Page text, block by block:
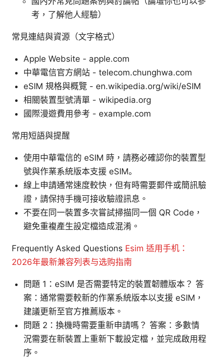
考，了解他人經驗）
常見連結與資源（文字格式）
Apple Website - apple.com
中華電信官方網站 - telecom.chunghwa.com
eSIM 規格與概覽 - en.wikipedia.org/wiki/eSIM
相關裝置型號清單 - wikipedia.org
國際漫遊費用參考 - example.com
常用短語與提醒
使用中華電信的 eSIM 時，請務必確認你的裝置型
號與作業系統版本支援 eSIM。
線上申請通常速度較快，但有時需要郵件或簡訊驗
證，請保持手機可接收驗證訊息。
不要在同一裝置多次嘗試掃描同一個 QR Code，
避免重複產生設定檔造成混淆。
Frequently Asked Questions Esim 适用手机：
2026年最新兼容列表与选购指南
問題 1：eSIM 是否需要特定的裝置韌體版本？ 答
案：通常需要較新的作業系統版本以支援 eSIM，
建議更新至官方推薦版本。
問題 2：換機時需要重新申請嗎？ 答案：多數情
況需要在新裝置上重新下載設定檔，並完成啟用程
序。